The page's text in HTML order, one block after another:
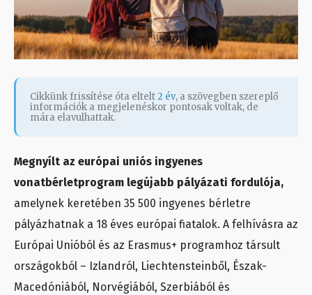
Cikkünk frissítése óta eltelt2 év, a szövegben szereplő
információk a megjelenéskor pontosak voltak, de
mára elavulhattak.
Megnyílt az európai uniós ingyenes
vonatbérletprogram legújabb pályázati fordulója,
amelynek keretében 35 500 ingyenes bérletre
pályázhatnak a 18 éves európai fiatalok. A felhívásra az
Európai Unióból és az Erasmus+ programhoz társult
országokból – Izlandról, Liechtensteinből, Észak-
Macedóniából, Norvégiából, Szerbiából és